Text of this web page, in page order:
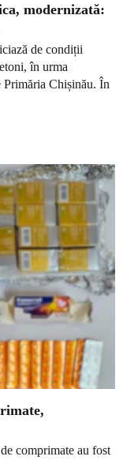
modernizată:
de condiții
în urma
Primăria Chișinău. În
comprimate au fost